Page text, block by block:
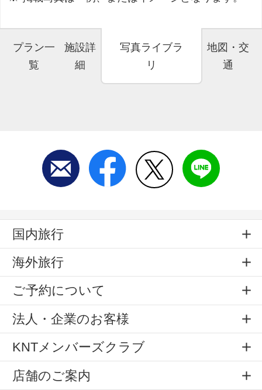
プラン一
覧
施設詳
細
写真ライブラ
リ
地図・交
通
国内旅行
海外旅行
ご予約について
法人・企業のお客様
KNTメンバーズクラブ
店舗のご案内